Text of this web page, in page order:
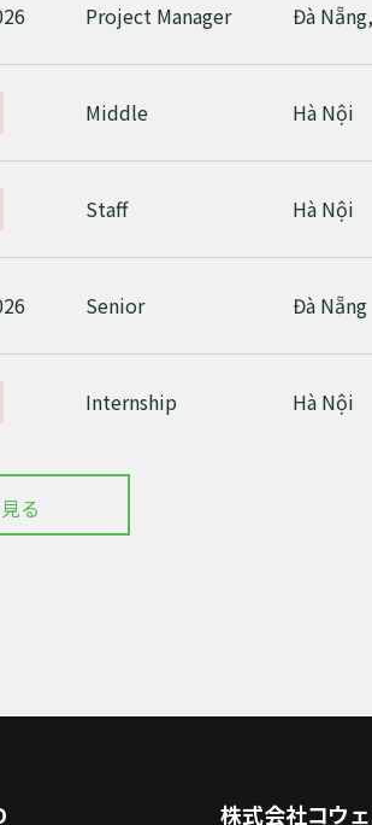
Project Manager Đà
Middle Hà Nội
Staff Hà Nội
Senior Đà Nẵng
Internship Hà Nội
る
株式会社コウ